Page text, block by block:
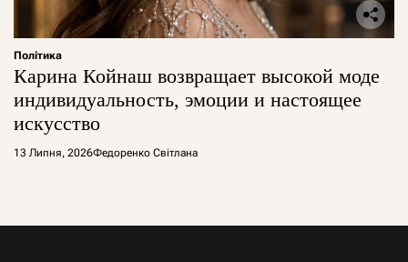
Політика
Карина Койнаш возвращает высокой моде
индивидуальность, эмоции и настоящее
искусство
13 Липня, 2026Федоренко Світлана